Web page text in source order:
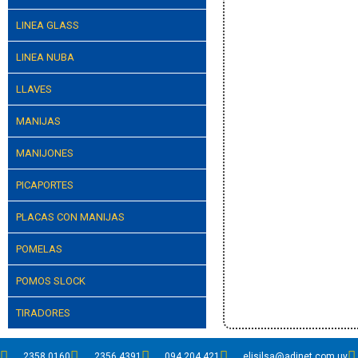
LINEA GLASS
LINEA NUBA
LLAVES
MANIJAS
MANIJONES
PICAPORTES
PLACAS CON MANIJAS
POMELAS
POMOS SLOCK
TIRADORES